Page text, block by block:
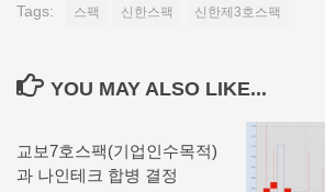
Tags: 스팩 신한스팩 신한제3호스팩
YOU MAY ALSO LIKE...
교보7호스팩(기업인수목적)
과 나인테크 합병 결정